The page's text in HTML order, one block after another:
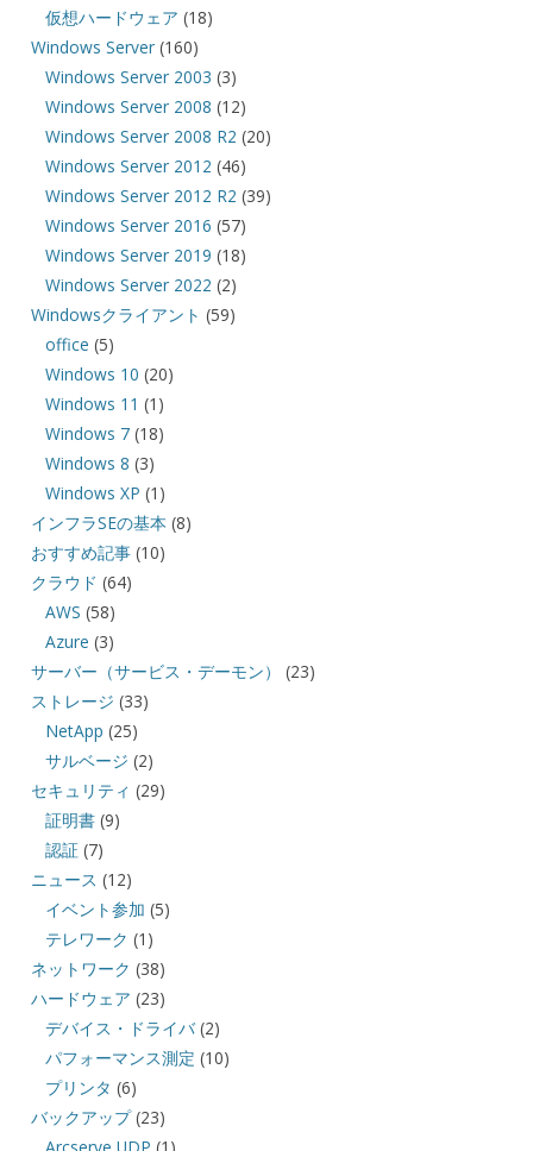
仮想ハードウェア (18)
Windows Server(160)
Windows Server 2003 (3)
Windows Server 2008 (12)
Windows Server 2008 R2 (20)
Windows Server 2012 (46)
Windows Server 2012 R2 (39)
Windows Server 2016 (57)
Windows Server 2019 (18)
Windows Server 2022 (2)
Windowsクライアント (59)
office (5)
Windows 10 (20)
Windows 11 (1)
Windows 7 (18)
Windows 8 (3)
Windows XP (1)
インフラSEの基本 (8)
おすすめ記事(10)
クラウド (64)
AWS (58)
Azure (3)
サーバー（サービス・デーモン）
(23)
ストレージ (33)
NetApp (25)
サルベージ (2)
セキュリティ (29)
証明書 (9)
認証 (7)
ニュース (12)
イベント参加 (5)
テレワーク (1)
ネットワーク (38)
ハードウェア (23)
デバイス・ドライバ(2)
パフォーマンス測定 (10)
プリンタ (6)
バックアップ(23)